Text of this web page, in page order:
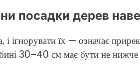
посадки дерев
і ігнорувати їх — означає
30–40 см має бути не